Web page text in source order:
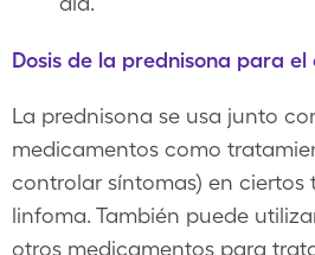
Dosis de la prednisona para el
La prednisona se usa junto
medicamentos como
controlar síntomas) en ciertos
linfoma. También puede
otros medicamentos para